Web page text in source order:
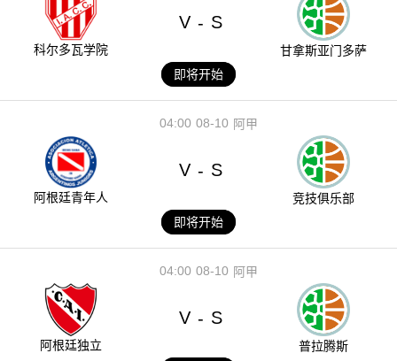
科尔多瓦学院
V - S
甘拿斯亚门多萨
即将开始
08-10
04:00 阿甲
阿根廷青年人
V - S
竞技俱乐部
即将开始
08-10
04:00 阿甲
阿根廷独立
V - S
普拉腾斯